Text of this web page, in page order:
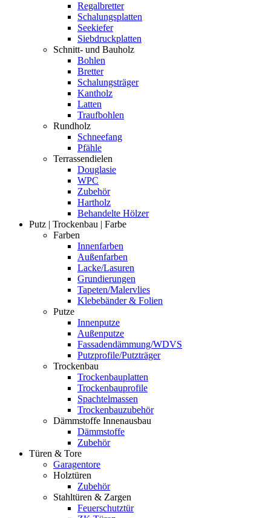
Regalbretter
Schalungsplatten
Seekiefer
Siebdruckplatten
Schnitt- und Bauholz
Bohlen
Bretter
Schalungsträger
Kantholz
Latten
Traufbohlen
Rundholz
Schneefang
Pfähle
Terrassendielen
Douglasie
WPC
Zubehör
Hartholz
Behandelte Hölzer
Putz | Trockenbau | Farbe
Farben
Innenfarben
Außenfarben
Lacke/Lasuren
Grundierungen
Tapeten/Malervlies
Klebebänder & Folien
Putze
Innenputze
Außenputze
Fassadendämmung/WDVS
Putzprofile/Putzträger
Trockenbau
Trockenbauplatten
Trockenbauprofile
Spachtelmassen
Trockenbauzubehör
Dämmstoffe Innenausbau
Dämmstoffe
Zubehör
Türen & Tore
Garagentore
Holztüren
Zubehör
Stahltüren & Zargen
Feuerschutztür